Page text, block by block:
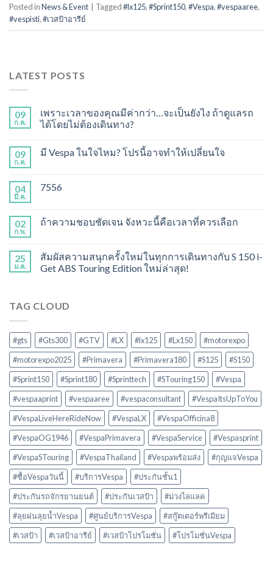
Posted inNews & Event Tagged#lx125,#Sprint150,#Vespa,#vespaaree,
#vespisti,#เวสป้าอารีย์
LATEST POSTS
09
ก.ค.
เพราะเวลาของคุณมีค่ากว่า…จะเป็นยังไง ถ้าดูแลรถ
ได้โดยไม่ต้องเดินทาง?
09
ก.ค.
มี Vespa ในใจไหม? โปรนี้อาจทำให้เปลี่ยนใจ
04
มี.ค.
7556
02
ก.พ.
ถ้าความชอบชัดเจน จังหวะนี้คือเวลาที่ควรเลือก
25
ม.ค.
สัมผัสความสนุกครั้งใหม่ในทุกการเดินทางกับ S 150 i-
Get ABS Touring Edition ใหม่ล่าสุด!
TAG CLOUD
#gts #Gts300 #GTV #LX #lx125 #Lx150
#motorexpo
#motorexpo2025
#Primavera #Primavera180 #S125
#S150
#Sprint150
#Sprint180 #Sprinttech #STouring150
#Vespa
#vespaaprint
#vespaaree #vespaconsultant
#VespaItsUpToYou
#VespaLiveHereRideNow
#VespaLX
#VespaOfficina8
#VespaOG1946
#VespaPrimavera #VespaService
#Vespasprint
#VespaSTouring
#VespaThailand #Vespaพร้อมส่ง
#กุญแจVespa
#ซื้อVespaวันนี้
#บริการVespa
#ประกันชั้น1
#ประกันรถจักรยานยนต์
#ประกันเวสป้า
#ม่วงไลแลค
#ลุยฝนลุยน้ำVespa
#ศูนย์บริการVespa
#สกู๊ตเตอร์พรีเมียม
#เวสป้า
#เวสป้าอารีย์ #เวสป้าโปรโมชั่น #โปรโมชั่นVespa